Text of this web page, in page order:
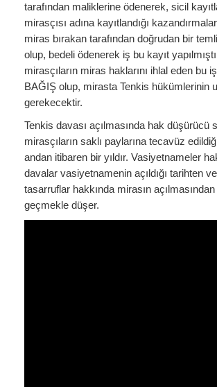
İLETİŞİM
tarafından maliklerine ödenerek, sicil
mirasçısı adına kayıtlandığı
miras bırakan tarafından doğrudan bir
olup, bedeli ödenerek iş bu kayıt
mirasçıların miras haklarını ihlal eden bu
BAĞIŞ olup, mirasta Tenkis hükümlerinin
gerekecektir.
Tenkis davası açılmasında hak düşürücü
mirasçıların saklı paylarına tecavüz
andan itibaren bir yıldır. Vasiyetnameler
davalar vasiyetnamenin açıldığı tarihten
tasarruflar hakkında mirasın
geçmekle düşer.